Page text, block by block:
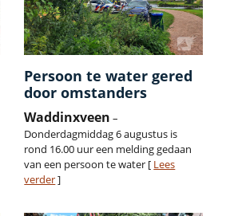
Persoon te water gered
door omstanders
Waddinxveen –
Donderdagmiddag 6 augustus is
rond 16.00 uur een melding gedaan
van een persoon te water [ Lees
verder]